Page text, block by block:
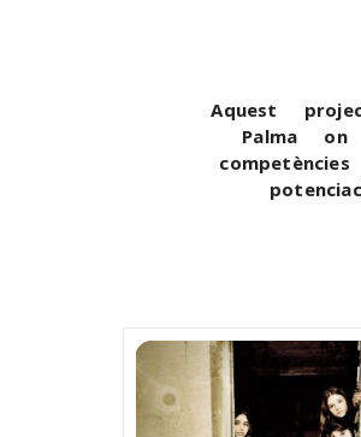
Aquest
Palma